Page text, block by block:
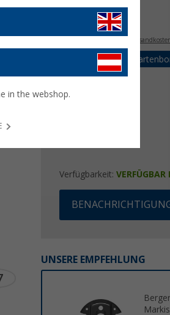
€
zzgl.
Bis zu 5%
Verfügbarkeit:
UNSERE EMPFEHLUNG
in the webshop.